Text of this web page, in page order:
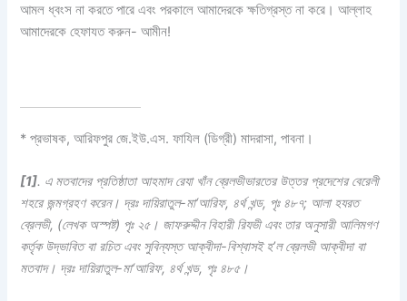
আমল ধ্বংস না করতে পারে এবং পরকালে আমাদেরকে ক্ষতিগ্রস্ত না করে। আল্লাহ
আমাদেরকে হেফাযত করুন- আমীন!
* প্রভাষক, আরিফপুর জে.ইউ.এস. ফাযিল (ডিগ্রী) মাদরাসা, পাবনা।
[1]. এ মতবাদের প্রতিষ্ঠাতা আহমাদ রেযা খাঁন ব্রেলভীভারতের উত্তর প্রদেশের বেরেলী
শহরে জন্মগ্রহণ করেন। দ্রঃ দায়িরাতুল-মা‘আরিফ, ৪র্থ খন্ড, পৃঃ ৪৮৭; আলা হযরত
ব্রেলভী, (লেখক অস্পষ্ট) পৃঃ ২৫। জাফরুদ্দীন বিহারী রিযভী এবং তার অনুসারী আলিমগণ
কর্তৃক উদ্ভাবিত বা রচিত এবং সুবিন্যস্ত আক্বীদা-বিশ্বাসই হ’ল ব্রেলভী আক্বীদা বা
মতবাদ। দ্রঃ দায়িরাতুল-মা‘আরিফ, ৪র্থ খন্ড, পৃঃ ৪৮৫।